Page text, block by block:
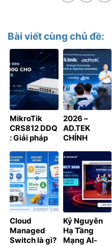
Bài viết cùng chủ đề:
MikroTik
CRS812 DDQ
: Giải pháp
mạch 400G
cho Data
Center và AI
Cluster
2026 –
AD.TEK
CHÍNH
THÀNH NHÀ
PHÂN PHỐI
ĐƯỢC ỦY
QUYỀN CỦA
D-LINK TẠI
VIỆT NAM
Cloud
Managed
Switch là gì?
Kỷ Nguyên
Hạ Tầng
Mạng AI-